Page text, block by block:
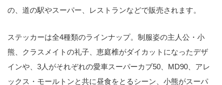
の、道の駅やスーパー、レストランなどで販売されます。
ステッカーは全4種類のラインナップ。制服姿の主人公・小
熊、クラスメイトの礼子、恵庭椎がダイカットになったデザ
インや、3人がそれぞれの愛車スーパーカブ50、MD90、アレ
ックス・モールトンと共に昼食をとるシーン、小熊がスーパ